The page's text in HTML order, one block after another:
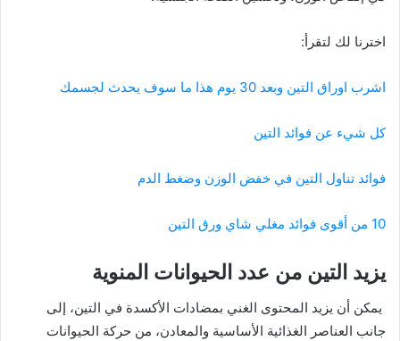
اخترنا لك لتقرأ:
اشرب اوراق التين وبعد 30 يوم هذا ما سوف يحدث لجسمك
كل شيء عن فوائد التين
فوائد تناول التين في خفض الوزن وضغط الدم
10 من أقوى فوائد مغلي شاي ورق التين
يزيد التين من عدد الحيوانات المنوية
يمكن أن يزيد المحتوى الغني بمضادات الأكسدة في التين، إلى
جانب العناصر الغذائية الأساسية والمعادن، من حركة الحيوانات